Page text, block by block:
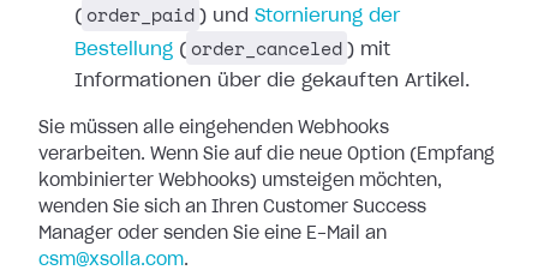
( order_paid ) und Stornierung der
Bestellung ( order_canceled ) mit
Informationen über die gekauften Artikel.
Sie müssen alle eingehenden Webhooks
verarbeiten. Wenn Sie auf die neue Option (Empfang
kombinierter Webhooks) umsteigen möchten,
wenden Sie sich an Ihren Customer Success
Manager oder senden Sie eine E-Mail an
csm@xsolla.com.